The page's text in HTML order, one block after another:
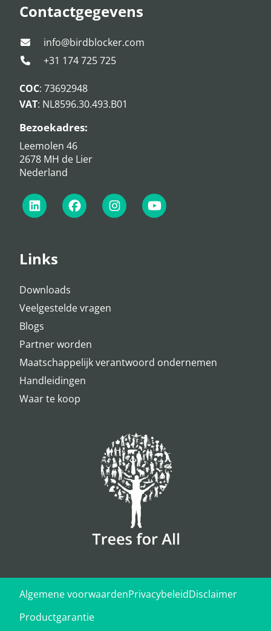
Contactgegevens
info@birdblocker.com
+31 174 725 725
COC: 73692948
VAT: NL8596.30.493.B01
Bezoekadres:
Leemolen 46
2678 MH de Lier
Nederland
Links
Downloads
Veelgestelde vragen
Blogs
Partner worden
Maatschappelijk verantwoord ondernemen
Handleidingen
Waar te koop
Algemene voorwaardenPrivacybeleidDisclaimer
Productgarantie